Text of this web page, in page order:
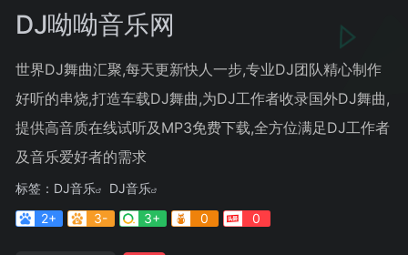
DJ呦呦音乐网
世界DJ舞曲汇聚,每天更新快人一步,专业DJ团队精心制作
好听的串烧,打造车载DJ舞曲,为DJ工作者收录国外DJ舞曲,
提供高音质在线试听及MP3免费下载,全方位满足DJ工作者
及音乐爱好者的需求
标签： DJ音乐
DJ音乐
2+
3- 3+ 0 0